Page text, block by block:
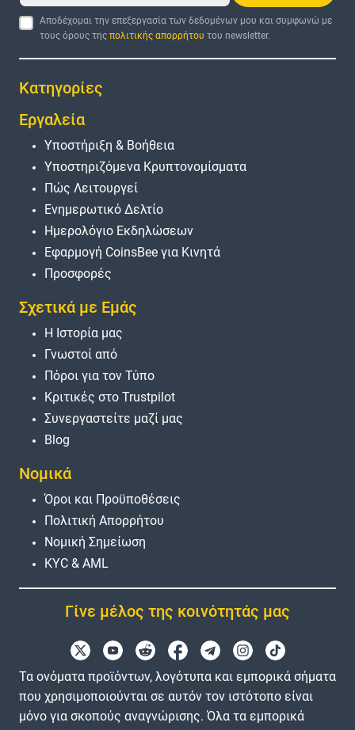
Αποδέχομαι την επεξεργασία των δεδομένων μου και συμφωνώ με
τους όρους τηςπολιτικής απορρήτου του newsletter.
Κατηγορίες
Εργαλεία
Υποστήριξη & Βοήθεια
Υποστηριζόμενα Κρυπτονομίσματα
Πώς Λειτουργεί
Ενημερωτικό Δελτίο
Ημερολόγιο Εκδηλώσεων
Εφαρμογή CoinsBee για Κινητά
Προσφορές
Σχετικά με Εμάς
Η Ιστορία μας
Γνωστοί από
Πόροι για τον Τύπο
Κριτικές στο Trustpilot
Συνεργαστείτε μαζί μας
Blog
Νομικά
Όροι και Προϋποθέσεις
Πολιτική Απορρήτου
Νομική Σημείωση
KYC & AML
Γίνε μέλος της κοινότητάς μας
Τα ονόματα προϊόντων, λογότυπα και εμπορικά σήματα
που χρησιμοποιούνται σε αυτόν τον ιστότοπο είναι
μόνο για σκοπούς αναγνώρισης. Όλα τα εμπορικά